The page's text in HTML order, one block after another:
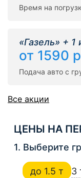
Время на
«Газель» + 1
от 1590
Подача авто с
Все акции
ЦЕНЫ НА
1. Выберите
до 1.5 т 3